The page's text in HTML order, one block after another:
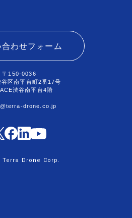
わせフォーム
〒150-0036
谷区南平台町2番17号
渋谷南平台4階
drone.co.jp
Terra Drone Corp.